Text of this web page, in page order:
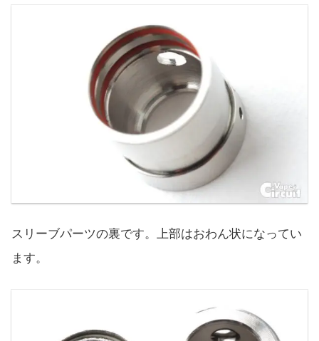
スリーブパーツの裏です。上部はおわん状になってい
ます。